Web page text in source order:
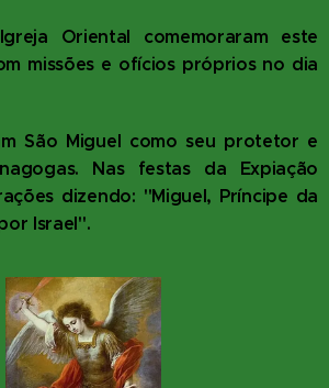
Oriental comemoraram este
missões e ofícios próprios no dia
São Miguel como seu protetor e
Nas festas da Expiação
dizendo: "Miguel, Príncipe da
Israel".